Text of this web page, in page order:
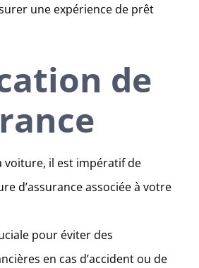
une expérience de prêt
de
voiture, il est impératif de
d’assurance associée à votre
pour éviter des
en cas d’accident ou de